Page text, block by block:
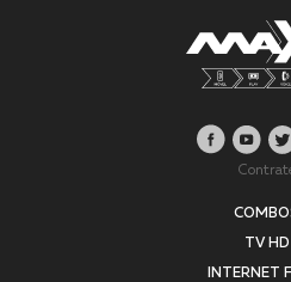
TV HD
INTERNET